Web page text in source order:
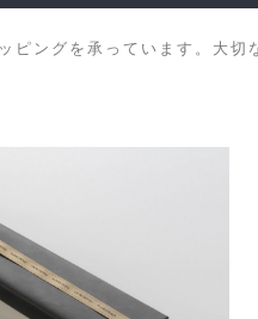
ングを承っています。大切